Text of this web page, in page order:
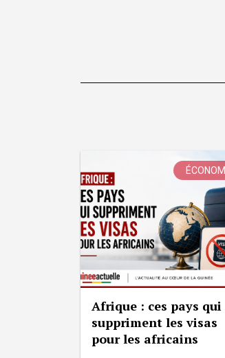
Afrique : ces pays qui
suppriment les visas
pour les africains